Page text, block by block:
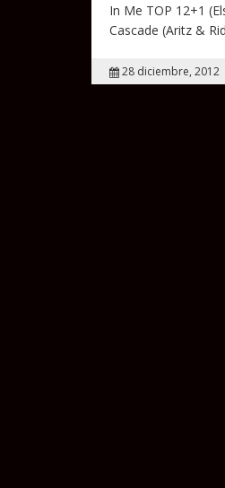
In Me TOP 12+1
Cascade (Aritz &
28 diciembre, 2012